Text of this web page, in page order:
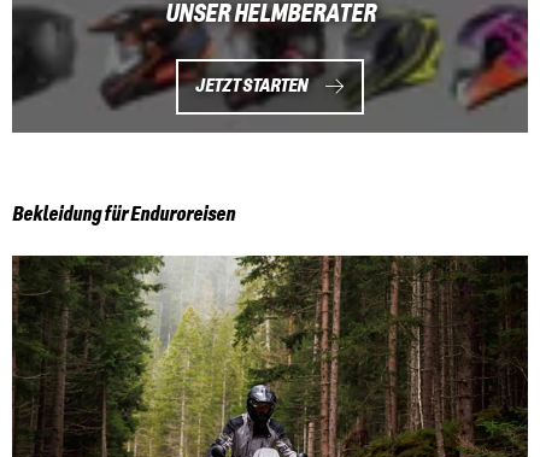
UNSER HELMBERATER
JETZT STARTEN
Bekleidung für Enduroreisen